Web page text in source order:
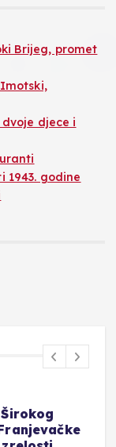
Brijeg, promet
djece i
1943. godine